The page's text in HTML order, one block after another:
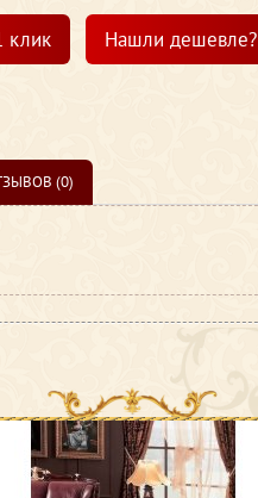
клик Нашли дешевле?
(0)